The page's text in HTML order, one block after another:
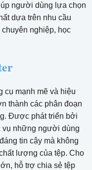
người dùng lựa chọn
dựa trên nhu cầu
nghiệp, học
cụ mạnh mẽ và hiệu
thành các phân đoạn
Được phát triển bởi
vụ những người dùng
tin cậy mà không
lượng của tệp. Cho
hỗ trợ chia sẻ tệp